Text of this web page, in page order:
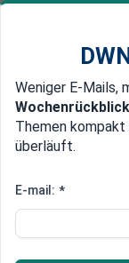
Newsticker
Edelmetalle
US-
Weniger E-Mails,
Wochenrückblick
Themen
überläuft.
E-mail: *